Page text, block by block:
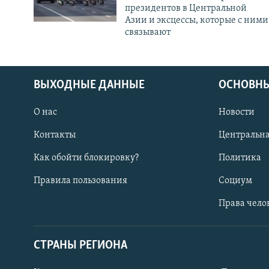
президентов в Центральной
Азии и эксцессы, которые с ними
связывают
ВЫХОДНЫЕ ДАННЫЕ
О нас
Контакты
Как обойти блокировку?
Правила пользования
Новости
Политика
Социум
Права
СТРАНЫ РЕГИОНА